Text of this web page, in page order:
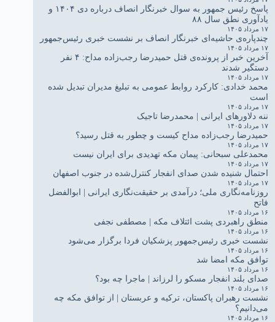
پاسخ رئیس جمهور به سوال خبرنگار انصاف درباره دی ۱۴۰۴ و
یادآوری نطق سال ۸۸
۱۷ مرداد ۱۴۰۵
چندپاره‌ی حاشیه‌ای خبرنگار انصاف بر نشست خبری رئیس‌جمهور
۱۷ مرداد ۱۴۰۵
آخرین خبر از پرونده‌ی قتل حمیدرضا رجب‌زاده مداح: ۴ نفر
دستگیر شدند
۱۷ مرداد ۱۴۰۵
محمد خدادی: کارکرد روابط عمومی به تبلیغ مدیران تبدیل شده
است
۱۷ مرداد ۱۴۰۵
ننه دلاورهای ایرانی | محمدرضا تاجیک
۱۷ مرداد ۱۴۰۵
حمیدرضا رجب‌زاده مداح کیست و چطور به قتل رسید؟
۱۷ مرداد ۱۴۰۵
محمدعلی سبحانی: پیمان مکه تهدیدی برای ایران نیست
۱۷ مرداد ۱۴۰۵
احتمال شنیده شدن صدای انفجار کنترل‌شده در جنوب اصفهان
۱۷ مرداد ۱۴۰۵
روزنامه‌نگاری ملی؛ درآمدی بر حقیقت‌نگاری ایرانی | ابوالفضل
فاتح
۱۶ مرداد ۱۴۰۵
منطق راهبردی پشت ائتلاف مکه | مصطفی نجفی
۱۶ مرداد ۱۴۰۵
نشست خبری رئیس‌جمهور پزشکیان فردا برگزار می‌شود
۱۶ مرداد ۱۴۰۵
توافق مکه امضا شد
۱۶ مرداد ۱۴۰۵
صدای بلند انفجار مسکو را لرزاند | ماجرا چه بود؟
۱۶ مرداد ۱۴۰۵
نشست رهبران پاکستان، ترکیه و عربستان | از توافق مکه چه
می‌دانیم؟
۱۶ مرداد ۱۴۰۵